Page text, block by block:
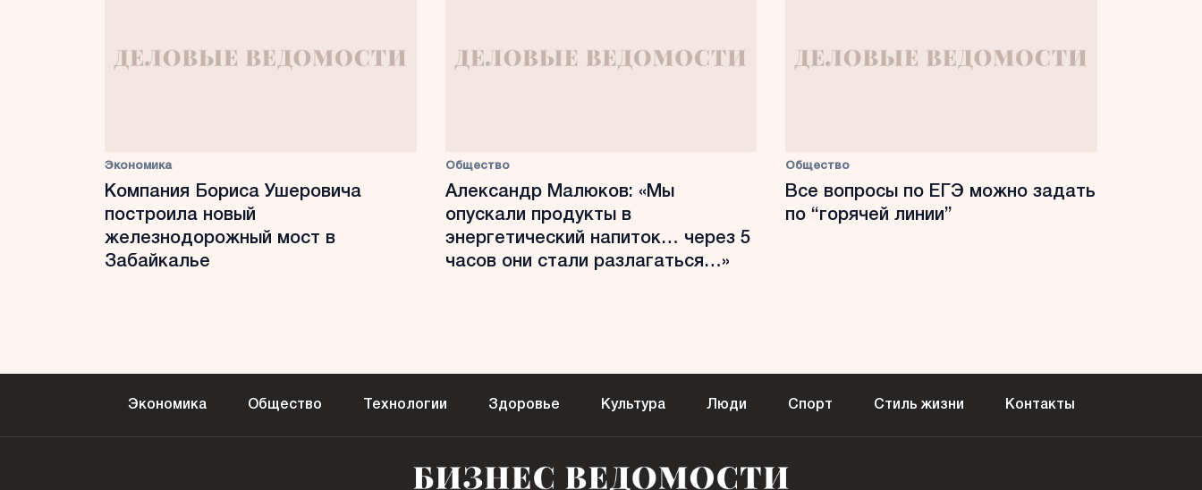
Экономика
Компания Бориса Ушеровича
построила новый
железнодорожный мост в
Забайкалье
Общество
Александр Малюков: «Мы
опускали продукты в
энергетический напиток… через 5
часов они стали разлагаться…»
Общество
Все вопросы по ЕГЭ можно задать
по “горячей линии”
Экономика Общество Технологии Здоровье Культура Люди Спорт Стиль жизни Контакты